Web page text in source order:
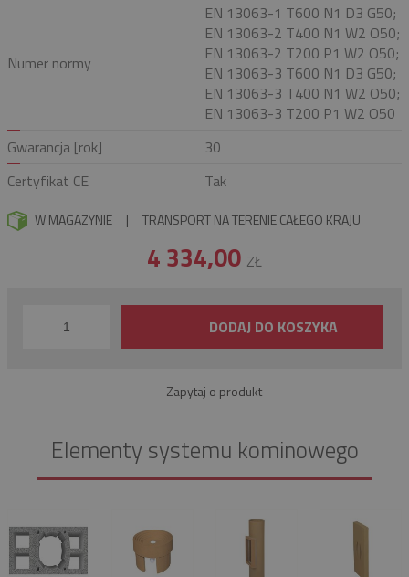
Numer normy
EN 13063-1 T600 N1 D3 G50;
EN 13063-2 T400 N1 W2 O50;
EN 13063-2 T200 P1 W2 O50;
EN 13063-3 T600 N1 D3 G50;
EN 13063-3 T400 N1 W2 O50;
EN 13063-3 T200 P1 W2 O50
Gwarancja [rok]
30
Certyfikat CE
Tak
W MAGAZYNIE | TRANSPORT NA TERENIE CAŁEGO KRAJU
4 334,00 ZŁ
DODAJ DO KOSZYKA
Zapytaj o produkt
Elementy systemu kominowego